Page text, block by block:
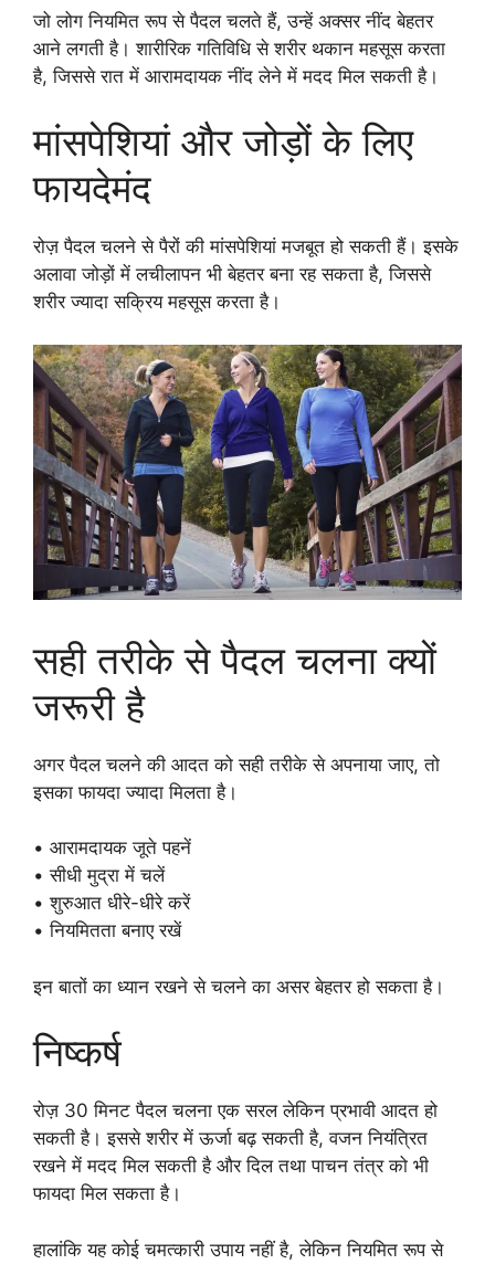
जो लोग नियमित रूप से पैदल चलते हैं, उन्हें अक्सर नींद बेहतर
आने लगती है। शारीरिक गतिविधि से शरीर थकान महसूस करता
है, जिससे रात में आरामदायक नींद लेने में मदद मिल सकती है।
मांसपेशियां और जोड़ों के लिए
फायदेमंद
रोज़ पैदल चलने से पैरों की मांसपेशियां मजबूत हो सकती हैं। इसके
अलावा जोड़ों में लचीलापन भी बेहतर बना रह सकता है, जिससे
शरीर ज्यादा सक्रिय महसूस करता है।
सही तरीके से पैदल चलना क्यों
जरूरी है
अगर पैदल चलने की आदत को सही तरीके से अपनाया जाए, तो
इसका फायदा ज्यादा मिलता है।
• आरामदायक जूते पहनें
• सीधी मुद्रा में चलें
• शुरुआत धीरे-धीरे करें
• नियमितता बनाए रखें
इन बातों का ध्यान रखने से चलने का असर बेहतर हो सकता है।
निष्कर्ष
रोज़ 30 मिनट पैदल चलना एक सरल लेकिन प्रभावी आदत हो
सकती है। इससे शरीर में ऊर्जा बढ़ सकती है, वजन नियंत्रित
रखने में मदद मिल सकती है और दिल तथा पाचन तंत्र को भी
फायदा मिल सकता है।
हालांकि यह कोई चमत्कारी उपाय नहीं है, लेकिन नियमित रूप से